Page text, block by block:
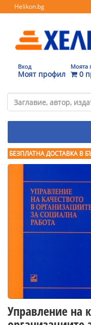
Helikon.bg
Вход
Моят профил
Моята
0
БЕЗПЛАТНА ДОСТАВКА В
Управление на